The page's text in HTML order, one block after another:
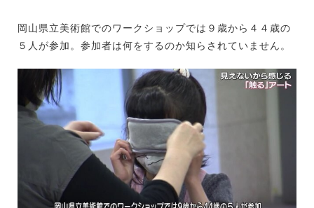
岡山県立美術館でのワークショップでは９歳から４４歳の
５人が参加。参加者は何をするのか知らされていません。